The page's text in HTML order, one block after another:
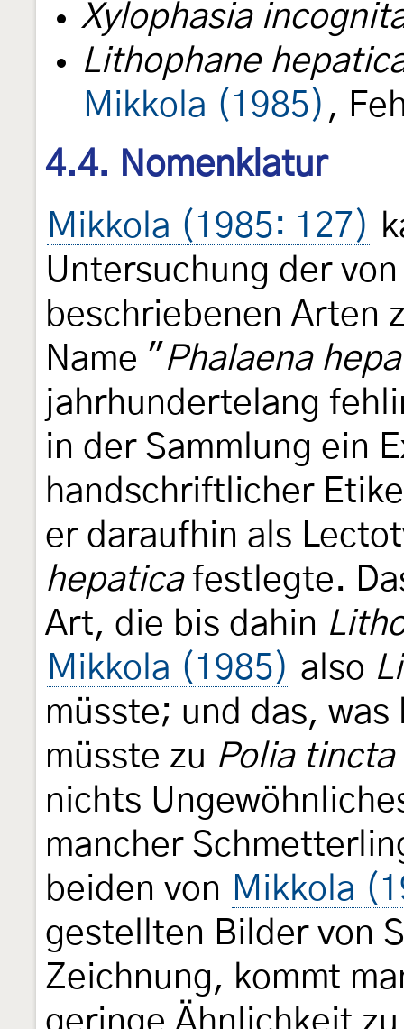
Xylophasia
Lithophane
Mikkola (1985) ,
4.4. Nomenklatur
Mikkola (1985: 127)
Untersuchung der
beschriebenen Arten
Name " Phalaena
jahrhundertelang
in der Sammlung ein
handschriftlicher
er daraufhin als
hepaticafestlegte.
Art, die bis dahin
Mikkola (1985) also
müsste; und das,
müsste zu Polia tincta
nichts
mancher
beiden von Mikkola
gestellten Bilder von
Zeichnung, kommt
geringe Ähnlichkeit